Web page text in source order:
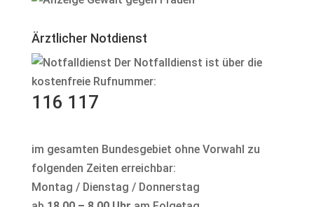
Ärztlicher Notdienst
Der Notfalldienst ist über die
kostenfreie Rufnummer:
116 117
im gesamten Bundesgebiet ohne Vorwahl zu
folgenden Zeiten erreichbar:
Montag / Dienstag / Donnerstag